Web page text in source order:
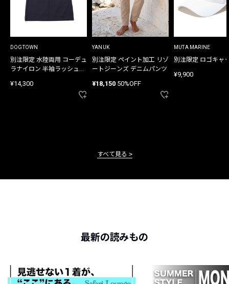
DOGTOWN
別注限定 水陸両用 コーデュ
ラナイロン 半袖ラッシュガ
¥14,300
YANUK
別注限定 ペイント加工 リゾ
ートジーンズ デニムパンツ
¥18,150 50%OFF
MUTA MARINE
別注限定 ロゴキャ
¥9,900
すべて見る
最新の読みもの